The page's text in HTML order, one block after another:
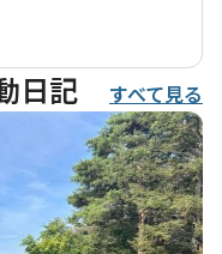
日記 すべて見る